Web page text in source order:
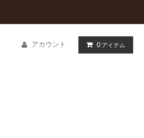
アカウント 0 アイテム